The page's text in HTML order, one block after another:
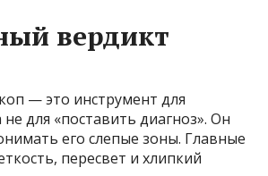
вердикт
— это инструмент для
для «поставить диагноз». Он
его слепые зоны. Главные
пересвет и хлипкий